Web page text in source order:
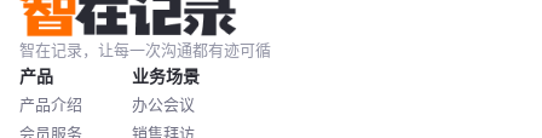
智在记录，让每一次沟通都有迹可循
产品
产品介绍
会员服务
业务场景
办公会议
销售拜访